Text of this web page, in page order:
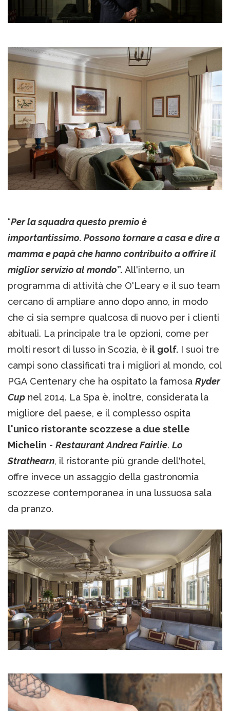
“Per la squadra questo premio è
importantissimo. Possono tornare a casa e dire a
mamma e papà che hanno contribuito a offrire il
miglior servizio al mondo”. All'interno, un
programma di attività che O'Leary e il suo team
cercano di ampliare anno dopo anno, in modo
che ci sia sempre qualcosa di nuovo per i clienti
abituali. La principale tra le opzioni, come per
molti resort di lusso in Scozia, è il golf. I suoi tre
campi sono classificati tra i migliori al mondo, col
PGA Centenary che ha ospitato la famosa Ryder
Cup nel 2014. La Spa è, inoltre, considerata la
migliore del paese, e il complesso ospita
l'unico ristorante scozzese a due stelle
Michelin - Restaurant Andrea Fairlie. Lo
Strathearn, il ristorante più grande dell'hotel,
offre invece un assaggio della gastronomia
scozzese contemporanea in una lussuosa sala
da pranzo.